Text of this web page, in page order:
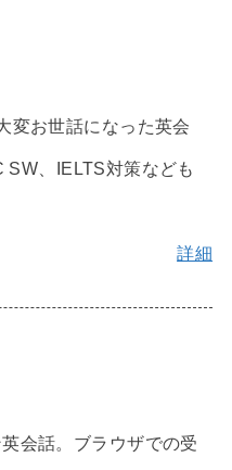
変お世話になった英会
SW、IELTS対策なども
詳細
会話。ブラウザでの受